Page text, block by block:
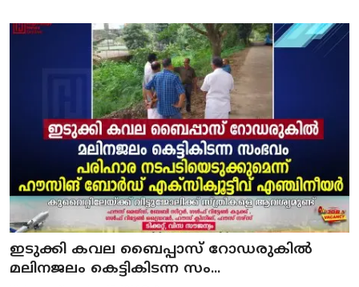
ഇടുക്കി കവല ബൈപ്പാസ് റോഡരുകില്‍
മലിനജലം കെട്ടികിടന്ന സം...